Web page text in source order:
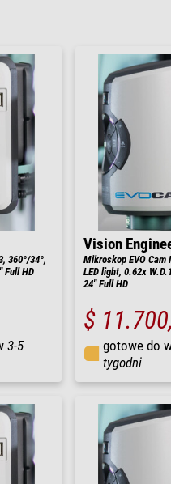
360°/34°,
Full HD
3-5
Vision
Mikroskop EVO Cam
LED light, 0.62x
24" Full HD
$
gotowe do
tygodni